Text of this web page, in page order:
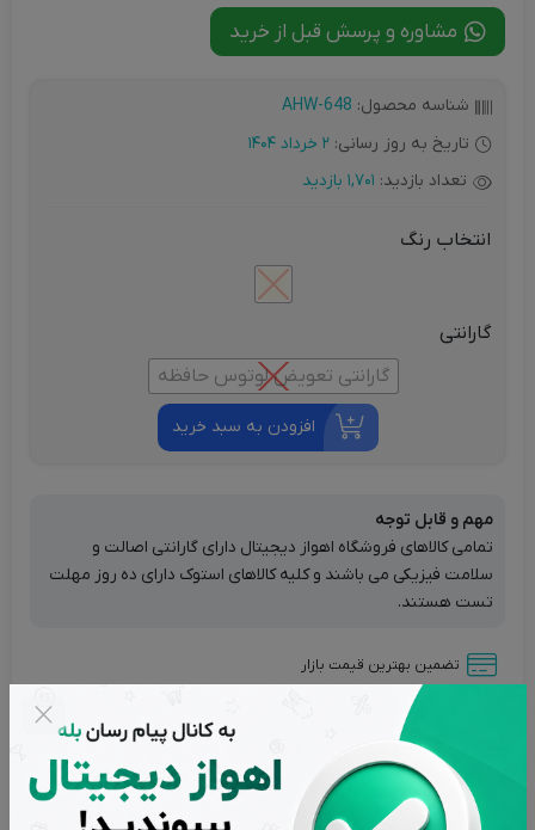
مشاوره و پرسش قبل از خرید
شناسه محصول: AHW-648
تاریخ به روز رسانی: 2 خرداد 1404
تعداد بازدید: 1,701 بازدید
انتخاب رنگ
گارانتی
گارانتی تعویض لوتوس حافظه
افزودن به سبد خرید
مهم و قابل توجه
تمامی کالاهای فروشگاه اهواز دیجیتال دارای گارانتی اصالت و
سلامت فیزیکی می باشند و کلیه کالاهای استوک دارای ده روز مهلت
تست هستند.
تضمین بهترین قیمت بازار
پشتیبانی از ساعت 9 تا 20 بجز ایام تعطیل
بازگشت وجه در صورت عدم رضایت
اصالت کالاها از برترین برندها
تحویل سریع در کمترین زمان ممکن